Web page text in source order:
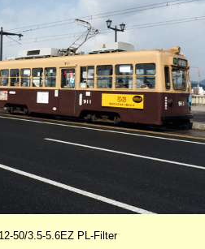
50/3.5-5.6EZ PL-Filter